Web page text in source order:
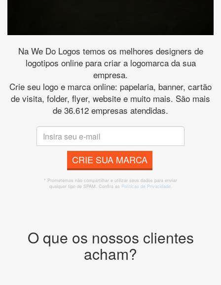
Na We Do Logos temos os melhores designers de
logotipos online para criar a logomarca da sua
empresa.
Crie seu logo e marca online: papelaria, banner, cartão
de visita, folder, flyer, website e muito mais. São mais
de 36.612 empresas atendidas.
CRIE SUA MARCA
* Prometemos não compartilhar e utilizar seus dados para enviar
qualquer tipo de SPAM. Confira as Políticas de Privacidade.
O que os nossos clientes
acham?